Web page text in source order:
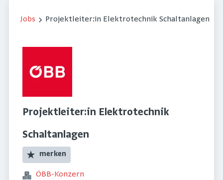
Jobs Projektleiter:in Elektrotechnik Schaltanlagen
Projektleiter:in Elektrotechnik
Schaltanlagen
merken
ÖBB-Konzern